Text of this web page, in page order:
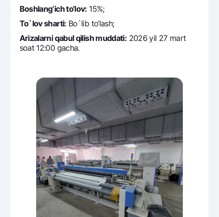
Boshlang‘ich to‘lov: 15%;
To`lov sharti: Bo`lib to‘lash;
Arizalarni qabul qilish muddati: 2026 yil 27 mart
soat 12:00 gacha.